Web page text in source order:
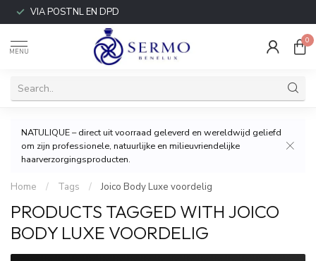
VIA POSTNL EN DPD
MENU
0
NATULIQUE – direct uit voorraad geleverd en wereldwijd geliefd
om zijn professionele, natuurlijke en milieuvriendelijke
haarverzorgingsproducten.
Home / Tags / Joico Body Luxe voordelig
PRODUCTS TAGGED WITH JOICO
BODY LUXE VOORDELIG